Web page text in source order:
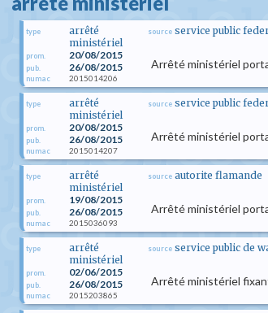
type
arrêté
ministériel
prom. 20/08/2015
pub. 26/08/2015
numac 2015014206
source service public
Arrêté ministériel
type
arrêté
ministériel
prom. 20/08/2015
pub. 26/08/2015
numac 2015014207
source service public
Arrêté ministériel
type
arrêté
ministériel
prom. 19/08/2015
pub. 26/08/2015
numac 2015036093
source autorite flamande
Arrêté ministériel
type
arrêté
ministériel
prom. 02/06/2015
pub. 26/08/2015
numac 2015203865
source service public de
Arrêté ministériel